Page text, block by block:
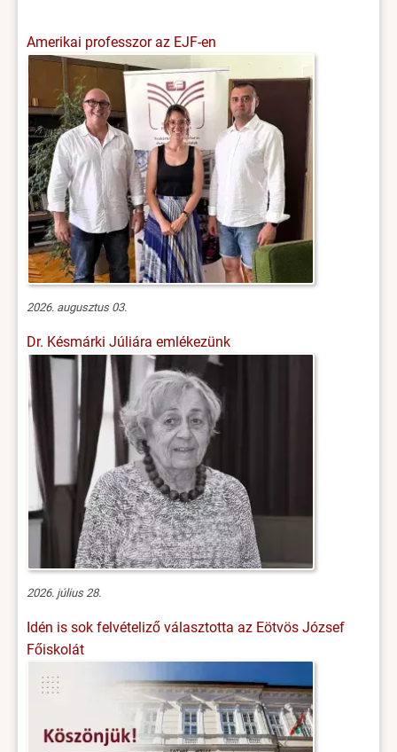
Amerikai professzor az EJF-en
2026. augusztus 03.
Dr. Késmárki Júliára emlékezünk
2026. július 28.
Idén is sok felvételiző választotta az Eötvös József
Főiskolát